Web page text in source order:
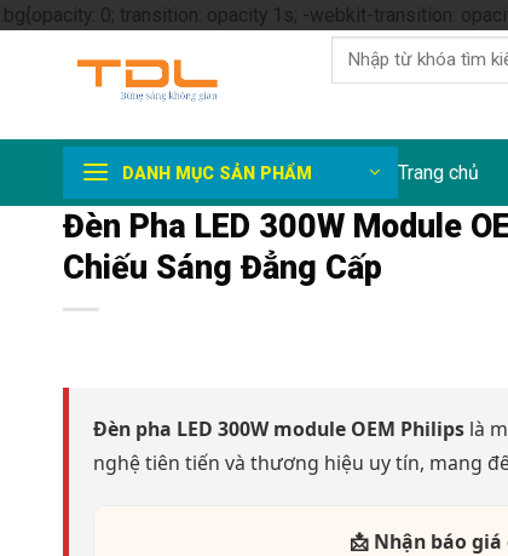
.bg{opacity: 0; transition: opacity 1s; -webkit-transition:
Tìm
kiếm:
DANH MỤC SẢN PHẨM Trang chủ
Đèn Pha LED 300W Module
Chiếu Sáng Đẳng Cấp
Đèn pha LED 300W module OEM Philips là
nghệ tiên tiến và thương hiệu uy tín, mang
📩 Nhận báo